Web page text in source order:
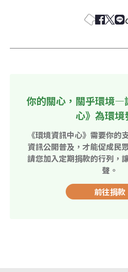
你的關心，關乎環境—
心》為環境
《環境資訊中心》需要你的
資訊公開普及，才能促成民
請您加入定期捐款的行列，
聲。
前往捐款